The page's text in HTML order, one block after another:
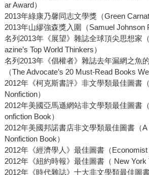
ar Award）
2013年綠康乃馨同志文學獎（Green
2013年山繆強森獎入圍（Samuel Johnson
名列2013年《展望》雜誌全球頂尖思想家
azine’s Top World Thinkers）
名列2013年《倡權者》雜誌去年漏網之魚
（The Advocate’s 20 Must-Read Books
2012年《柯克斯書評》非文學類最佳圖書
Nonfiction）
2012年美國亞馬遜網站非文學類最佳圖書
onfiction Book）
2012年美國邦諾書店非文學類最佳圖書（
Nonfiction Book）
2012年《經濟學人》最佳圖書（Economist
2012年《紐約時報》最佳圖書（ New York
2012年《時代雜誌》十大非文學類最佳圖